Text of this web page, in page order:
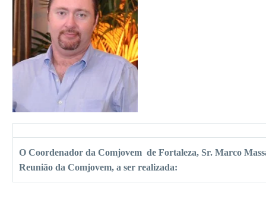
O Coordenador da Comjovem de Fortaleza, Sr. Marco
Reunião da Comjovem, a ser realizada: